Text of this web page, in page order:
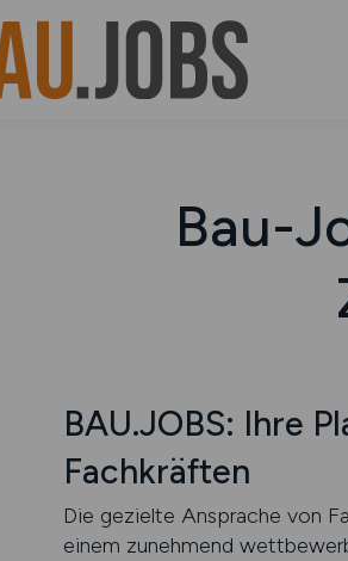
Bau-
BAU.JOBS: Ihre
Fachkräften
Die gezielte Ansprache von
einem zunehmend